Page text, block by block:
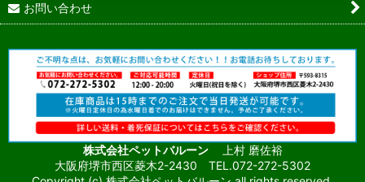
お問い合わせ
株式会社ペットバルーン
上村 磨佐裕
大阪府堺市西区菱木2-2430 TEL.072-272-5302